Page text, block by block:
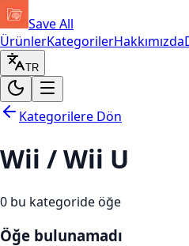
Save All
ÜrünlerKategorilerHakkımızda
TR
Kategorilere Dön
Wii / Wii U
0 bu kategoride öğe
Öğe bulunamadı